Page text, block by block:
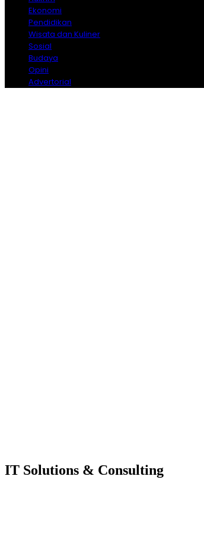
Ekonomi
Pendidikan
Wisata dan Kuliner
Sosial
Budaya
Opini
Advertorial
IT Solutions & Consulting